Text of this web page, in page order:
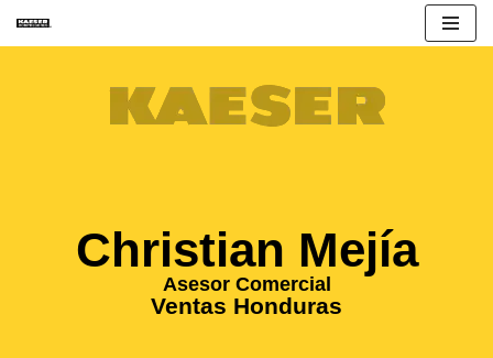
Christian Mejía
Asesor Comercial
Ventas Honduras